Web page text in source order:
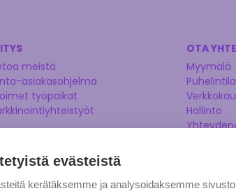
meistä
asiakasohjelma
työpaikat
OTA
Myymälä
Hallinto
evästeistä
kerätäksemme ja analysoidaksemme